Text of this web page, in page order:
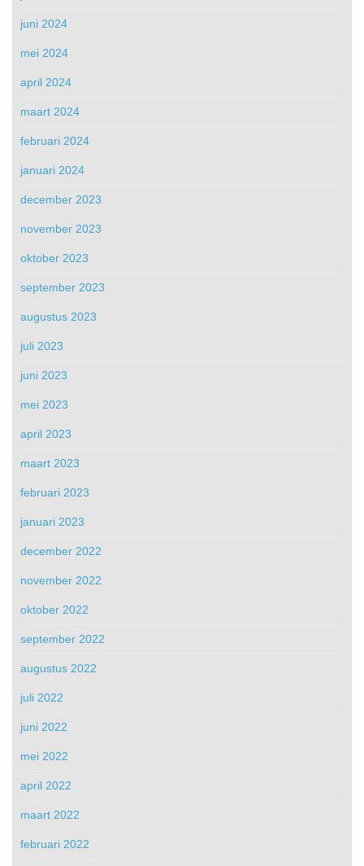
juni 2024
mei 2024
april 2024
maart 2024
februari 2024
januari 2024
december 2023
november 2023
oktober 2023
september 2023
augustus 2023
juli 2023
juni 2023
mei 2023
april 2023
maart 2023
februari 2023
januari 2023
december 2022
november 2022
oktober 2022
september 2022
augustus 2022
juli 2022
juni 2022
mei 2022
april 2022
maart 2022
februari 2022